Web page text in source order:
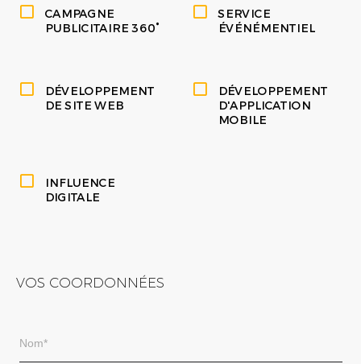
CAMPAGNE
PUBLICITAIRE 360°
SERVICE
ÉVÉNÉMENTIEL
DÉVELOPPEMENT
DE SITE WEB
DÉVELOPPEMENT
D'APPLICATION
MOBILE
INFLUENCE
DIGITALE
VOS COORDONNÉES